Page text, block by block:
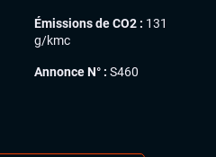
Émissions de CO2 : 131
g/kmc
Annonce N° : S460